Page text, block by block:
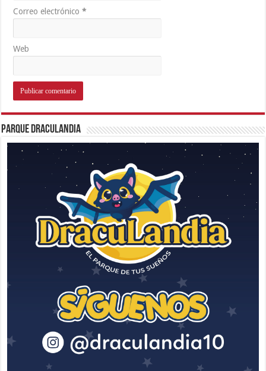
Correo electrónico*
Web
Parque Draculandia